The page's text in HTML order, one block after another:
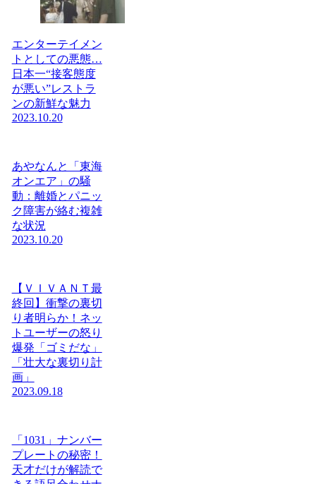
エンターテイメン
トとしての悪態…
日本一“接客態度
が悪い”レストラ
ンの新鮮な魅力
2023.10.20
あやなんと「東海
オンエア」の騒
動：離婚とパニッ
ク障害が絡む複雑
な状況
2023.10.20
【ＶＩＶＡＮＴ最
終回】衝撃の裏切
り者明らか！ネッ
トユーザーの怒り
爆発「ゴミだな」
「壮大な裏切り計
画」
2023.09.18
「1031」ナンバー
プレートの秘密！
天才だけが解読で